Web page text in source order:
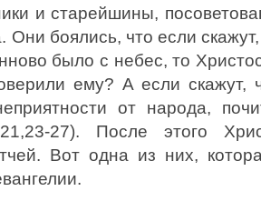
и старейшины,
Они боялись, что если
было с небес, то
ему? А если скажут,
от народа,
27). После этого
Вот одна из них,